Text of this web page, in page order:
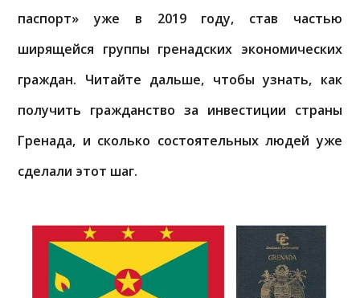
паспорт» уже в 2019 году, став частью
ширящейся группы гренадских экономических
граждан. Читайте дальше, чтобы узнать, как
получить гражданство за инвестиции страны
Гренада, и сколько состоятельных людей уже
сделали этот шаг.